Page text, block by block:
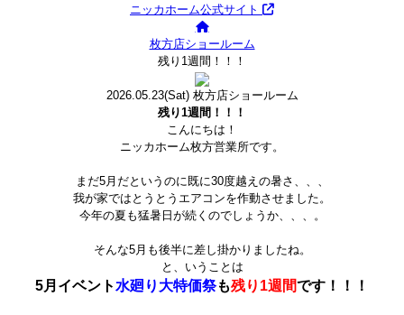
ニッカホーム公式サイト
枚方店ショールーム
残り1週間！！！
2026.05.23(Sat)枚方店ショールーム
残り1週間！！！
こんにちは！
ニッカホーム枚方営業所です。
まだ5月だというのに既に30度越えの暑さ、、、
我が家ではとうとうエアコンを作動させました。
今年の夏も猛暑日が続くのでしょうか、、、。
そんな5月も後半に差し掛かりましたね。
と、いうことは
5月イベント 水廻り大特価祭も残り1週間です！！！